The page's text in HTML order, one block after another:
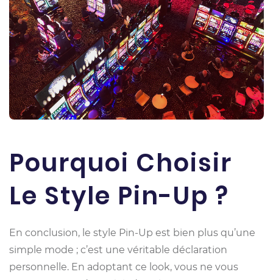
Pourquoi Choisir
Le Style Pin-Up ?
En conclusion, le style Pin-Up est bien plus qu’une
simple mode ; c’est une véritable déclaration
personnelle. En adoptant ce look, vous ne vous